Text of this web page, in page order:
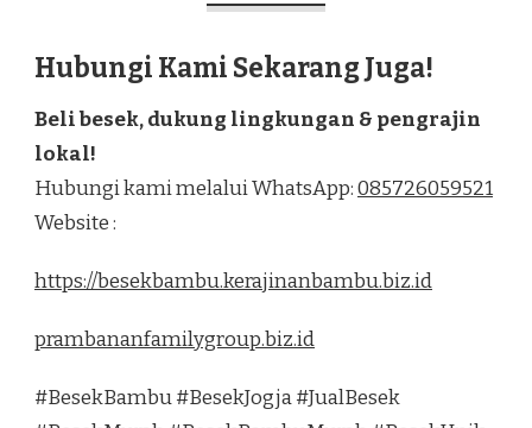
Hubungi Kami Sekarang Juga!
Beli besek, dukung lingkungan & pengrajin
lokal!
Hubungi kami melalui WhatsApp:085726059521
Website :
https://besekbambu.kerajinanbambu.biz.id
prambananfamilygroup.biz.id
#BesekBambu #BesekJogja #JualBesek